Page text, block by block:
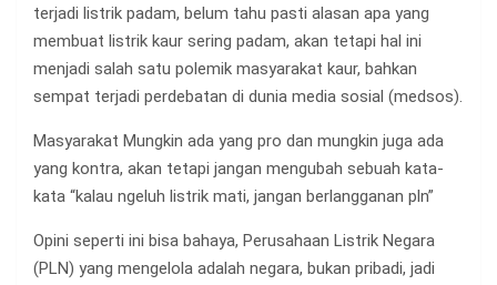
terjadi listrik padam, belum tahu pasti alasan apa yang
membuat listrik kaur sering padam, akan tetapi hal ini
menjadi salah satu polemik masyarakat kaur, bahkan
sempat terjadi perdebatan di dunia media sosial (medsos).
Masyarakat Mungkin ada yang pro dan mungkin juga ada
yang kontra, akan tetapi jangan mengubah sebuah kata-
kata “kalau ngeluh listrik mati, jangan berlangganan pln”
Opini seperti ini bisa bahaya, Perusahaan Listrik Negara
(PLN) yang mengelola adalah negara, bukan pribadi, jadi